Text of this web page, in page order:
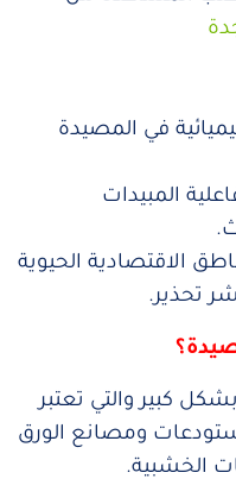
في المصيدة
المبيدات
الاقتصادية الحيوية
تحذير.
كبير والتي تعتبر
ومصانع الورق
الخشبية.